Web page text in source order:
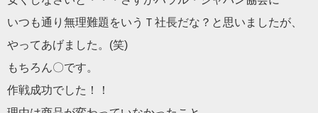
いつも通り無理難題をいうＴ社長だな？と思いましたが、
やってあげました。(笑)
もちろん〇です。
作戦成功でした！！